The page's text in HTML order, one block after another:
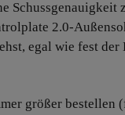
Schussgenauigkeit
2.0-
egal wie fest der
größer bestellen